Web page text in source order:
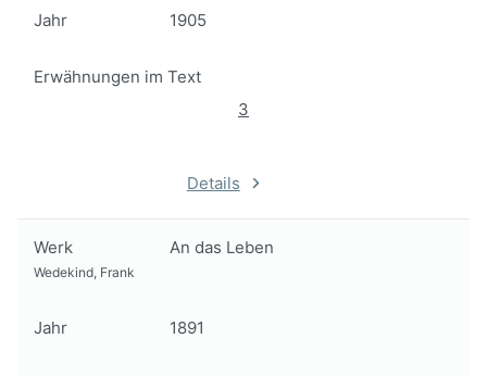
Jahr 1905
Erwähnungen im Text
3
Details
Werk An das Leben
Wedekind, Frank
Jahr 1891